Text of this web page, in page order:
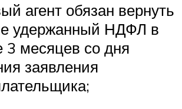
агент обязан вернуть
удержанный НДФЛ в
3 месяцев со дня
заявления